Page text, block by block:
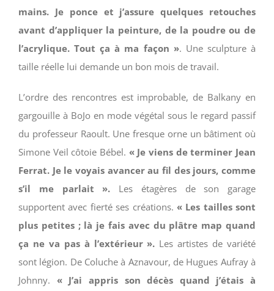
mains. Je ponce et j’assure quelques retouches
avant d’appliquer la peinture, de la poudre ou de
l’acrylique. Tout ça à ma façon ». Une sculpture à
taille réelle lui demande un bon mois de travail.
L’ordre des rencontres est improbable, de Balkany en
gargouille à BoJo en mode végétal sous le regard passif
du professeur Raoult. Une fresque orne un bâtiment où
Simone Veil côtoie Bébel. « Je viens de terminer Jean
Ferrat. Je le voyais avancer au fil des jours, comme
s’il me parlait ». Les étagères de son garage
supportent avec fierté ses créations. « Les tailles sont
plus petites ; là je fais avec du plâtre map quand
ça ne va pas à l’extérieur ». Les artistes de variété
sont légion. De Coluche à Aznavour, de Hugues Aufray à
Johnny. « J’ai appris son décès quand j’étais à